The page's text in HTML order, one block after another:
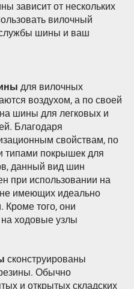
зависит от нескольких
вилочный
службы шины и ваш
для вилочных
воздухом, а по своей
шины для легковых и
Благодаря
свойствам, по
типами покрышек для
данный вид шин
при использовании на
имеющих идеально
Кроме того, они
ходовые узлы
сконструированы
Обычно
и открытых складских